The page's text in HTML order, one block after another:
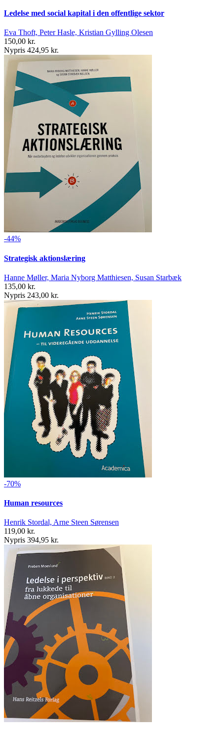
Ledelse med social kapital i den offentlige sektor
Eva Thoft, Peter Hasle, Kristian Gylling Olesen
150,00 kr.
Nypris 424,95 kr.
-44%
Strategisk aktionslæring
Hanne Møller, Maria Nyborg Matthiesen, Susan Starbæk
135,00 kr.
Nypris 243,00 kr.
-70%
Human resources
Henrik Stordal, Arne Steen Sørensen
119,00 kr.
Nypris 394,95 kr.